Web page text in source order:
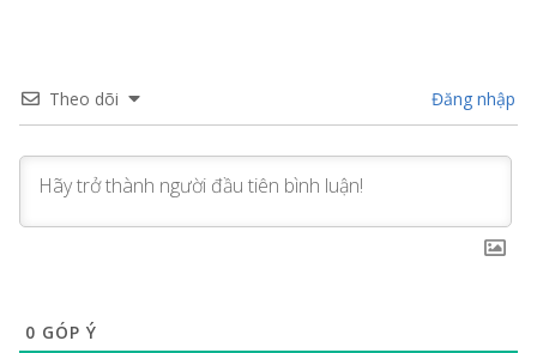
Theo dõi Đăng nhập
0 GÓP Ý